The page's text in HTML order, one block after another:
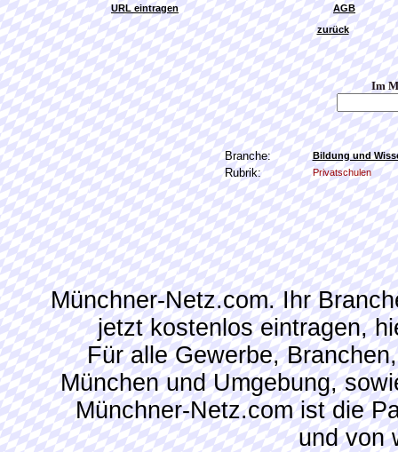
URL eintragen
AGB
zurück
Im
Branche: Bildung und
Rubrik: Privatschulen
Münchner-Netz.com. Ihr
jetzt kostenlos eintragen,
Für alle Gewerbe,
München und Umgebung,
Münchner-Netz.com ist die
und von